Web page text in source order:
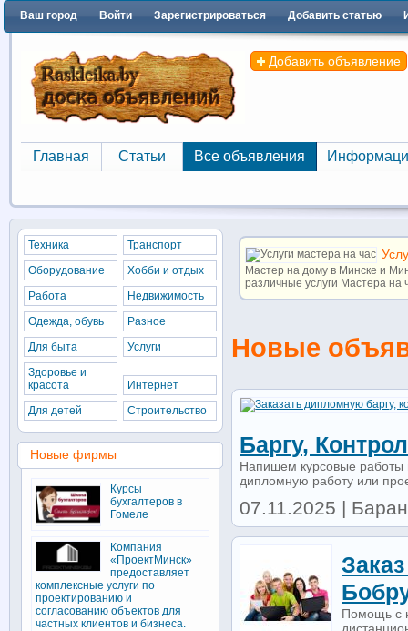
Ваш город Войти Зарегистрироваться Добавить статью
Добавить объявление
Главная
Главная
Статьи
Статьи
Все объявления
Все объявления
Мастер на дому в Минске и
различные услуги Мастера на
Новые
Баргу,
Напишем курсовые работы
дипломную работу или
07.11.2025 |
Помощь с
Техника
Транспорт
Оборудование
Хобби и отдых
Работа
Недвижимость
Одежда, обувь
Разное
Для быта
Услуги
Здоровье и
красота
Интернет
Для детей
Строительство
Новые фирмы
Курсы
бухгалтеров в
Гомеле
Компания
«ПроектМинск»
предоставляет
комплексные услуги по
проектированию и
согласованию объектов для
частных клиентов и бизнеса.